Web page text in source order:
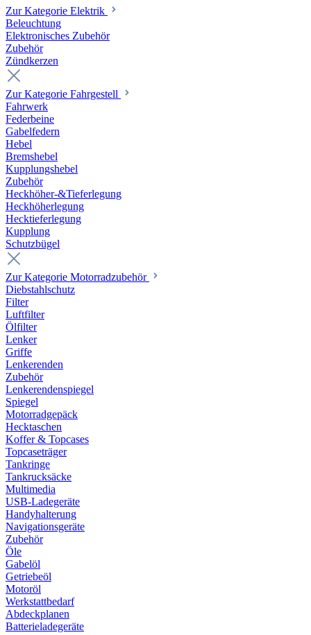
Zur Kategorie Elektrik
Beleuchtung
Elektronisches Zubehör
Zubehör
Zündkerzen
Zur Kategorie Fahrgestell
Fahrwerk
Federbeine
Gabelfedern
Hebel
Bremshebel
Kupplungshebel
Zubehör
Heckhöher-&Tieferlegung
Heckhöherlegung
Hecktieferlegung
Kupplung
Schutzbügel
Zur Kategorie Motorradzubehör
Diebstahlschutz
Filter
Luftfilter
Ölfilter
Lenker
Griffe
Lenkerenden
Zubehör
Lenkerendenspiegel
Spiegel
Motorradgepäck
Hecktaschen
Koffer & Topcases
Topcaseträger
Tankringe
Tankrucksäcke
Multimedia
USB-Ladegeräte
Handyhalterung
Navigationsgeräte
Zubehör
Öle
Gabelöl
Getriebeöl
Motoröl
Werkstattbedarf
Abdeckplanen
Batterieladegeräte